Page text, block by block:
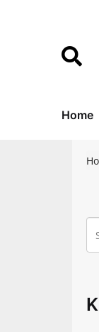
Home